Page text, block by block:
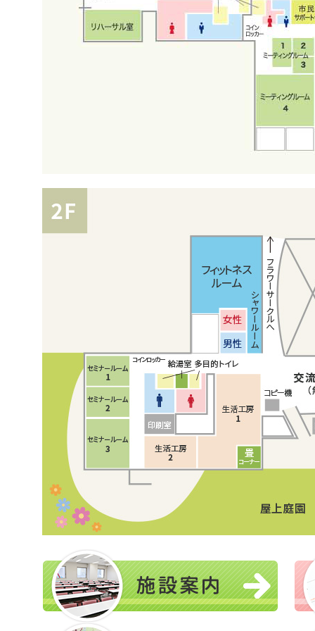
2026/06/29
8月4日(火) 広げよう読
市民活動サポートセン
月20日(月・祝)ふれあい
おあしす便り32号を発
令和8年6月調整会のお
令和8年7月～9月まで
コントロール）のスケジ
2026/06/07
令和8年7月～9月まで
ヨーガ）のスケジュール
2026/06/02 環境ポスター展開催し
2026/05/31
市民活動サポートセン
２８日（日）『PRできる
う！』を開催します。
2026/05/30 令和8年6月おあしすイ
2026/05/27 6月6日（土）大判かる